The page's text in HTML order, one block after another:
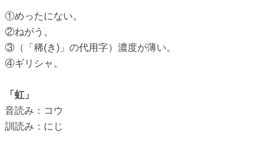
①めったにない。
②ねがう。
③（「稀(き)」の代用字）濃度が薄い。
④ギリシャ。
「虹」
音読み：コウ
訓読み：にじ